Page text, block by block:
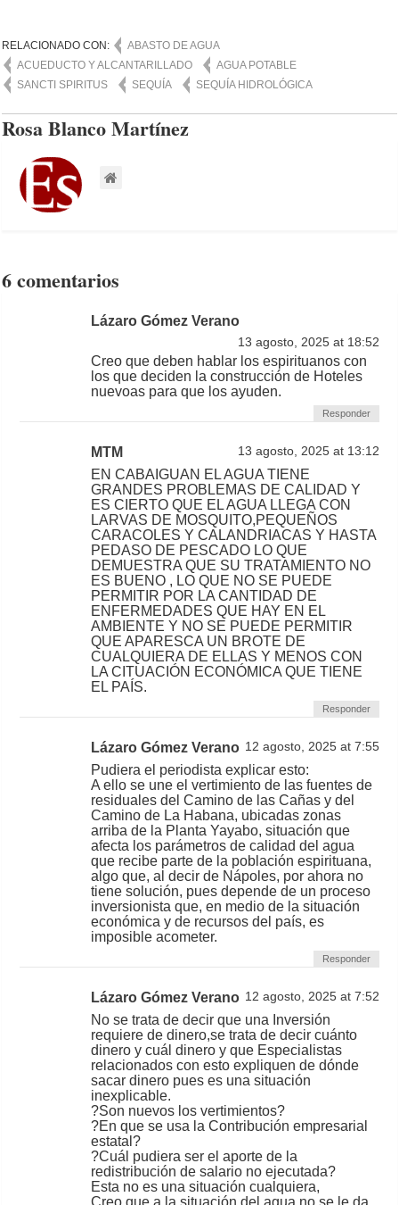
RELACIONADO CON:
ABASTO DE AGUA
ACUEDUCTO Y ALCANTARILLADO
AGUA POTABLE
SANCTI SPIRITUS
SEQUÍA SEQUÍA HIDROLÓGICA
Rosa Blanco Martínez
6 comentarios
Lázaro Gómez Verano
13 agosto, 2025 at 18:52
Creo que deben hablar los espirituanos con
los que deciden la construcción de Hoteles
nuevoas para que los ayuden.
Responder
MTM 13 agosto, 2025 at 13:12
EN CABAIGUAN EL AGUA TIENE
GRANDES PROBLEMAS DE CALIDAD Y
ES CIERTO QUE EL AGUA LLEGA CON
LARVAS DE MOSQUITO,PEQUEÑOS
CARACOLES Y CALANDRIACAS Y HASTA
PEDASO DE PESCADO LO QUE
DEMUESTRA QUE SU TRATAMIENTO NO
ES BUENO , LO QUE NO SE PUEDE
PERMITIR POR LA CANTIDAD DE
ENFERMEDADES QUE HAY EN EL
AMBIENTE Y NO SE PUEDE PERMITIR
QUE APARESCA UN BROTE DE
CUALQUIERA DE ELLAS Y MENOS CON
LA CITUACIÓN ECONÓMICA QUE TIENE
EL PAÍS.
Responder
Lázaro Gómez Verano 12 agosto, 2025 at 7:55
Pudiera el periodista explicar esto:
A ello se une el vertimiento de las fuentes de
residuales del Camino de las Cañas y del
Camino de La Habana, ubicadas zonas
arriba de la Planta Yayabo, situación que
afecta los parámetros de calidad del agua
que recibe parte de la población espirituana,
algo que, al decir de Nápoles, por ahora no
tiene solución, pues depende de un proceso
inversionista que, en medio de la situación
económica y de recursos del país, es
imposible acometer.
Responder
Lázaro Gómez Verano 12 agosto, 2025 at 7:52
No se trata de decir que una Inversión
requiere de dinero,se trata de decir cuánto
dinero y cuál dinero y que Especialistas
relacionados con esto expliquen de dónde
sacar dinero pues es una situación
inexplicable.
?Son nuevos los vertimientos?
?En que se usa la Contribución empresarial
estatal?
?Cuál pudiera ser el aporte de la
redistribución de salario no ejecutada?
Esta no es una situación cualquiera,